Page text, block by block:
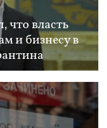
что власть
и бизнесу в